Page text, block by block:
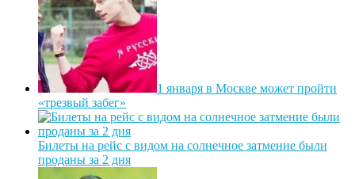
1 января в Москве может пройти
«трезвый забег»
Билеты на рейс с видом на солнечное затмение были
проданы за 2 дня